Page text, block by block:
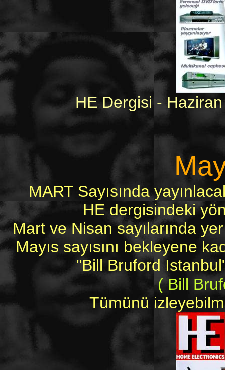
HE Dergisi -
MART Sayısında
HE dergisindeki
Mart ve Nisan sayılarında
Mayıs sayısını bekleyene
"Bill Bruford
( Bill
Tümünü